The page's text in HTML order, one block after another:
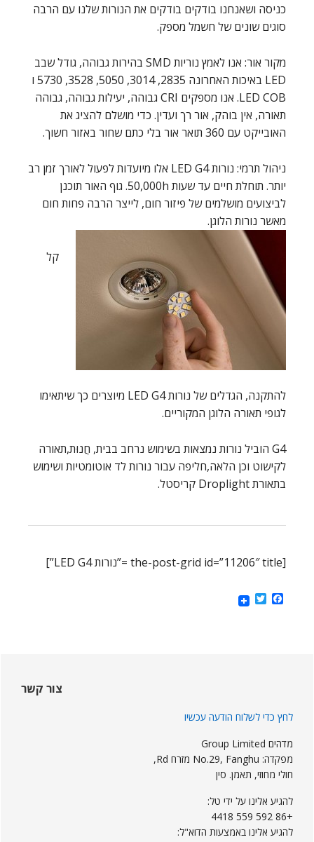
כניסה ושאנחנו בודקים בודקים את הנורות שלנו עם הרבה
סוגים שונים של חשמל מספק.
מקור אור: אנו לאמץ נוריות SMD בהירות גבוהה, גודל שבב
LED באיכות האחרונה 2835, 3014, 5050, 3528, 5730 ו
LED COB. אנו מספקים CRI גבוהה, יעילות גבוהה, גבוהה
תאורה, אין בוהק, אור רך ועדין. כדי מושלם להציג את
האובייקט עם 360 תואר אור בלי כתם שחור באזור חשוך.
ניהול תרמי: נורות LED G4 אלו מיועדות לפעול לאורך זמן רב
יותר. תוחלת חיים עד שעות 50,000h. גוף האור תוכנן
לביצועים מושלמים של פיזור חום, לייצר הרבה פחות חום
מאשר נורות הלוגן.
קל
להתקנה, הגדלים של נורות LED G4 מיוצרים כך שיתאימו
לגופי תאורה הלוגן המקוריים.
G4 הוביל נורות נמצאות בשימוש נרחב בבית, חֲנוּת,תאורה
לקישוט וכן הלאה,חליפה עבור נורות לד אוטומטיות ושימוש
בתאורת Droplight קריסטל.
[the-post-grid id=”11206″ title =”נורות LED G4”]
Facebook
Twitter
צור קשר
לחץ כדי לשלוח הודעה עכשיו
מדהים Group Limited
מפקדה: No.29, Fanghu מזרח Rd,
חולי מחוזי, תאמן. סין
להגיע אלינו על ידי טל:
+86 592 559 4418
להגיע אלינו באמצעות הדוא"ל: